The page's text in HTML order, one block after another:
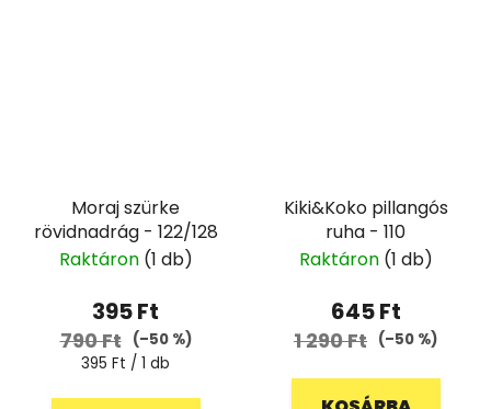
Moraj szürke
rövidnadrág - 122/128
Raktáron (1 db)
395 Ft
790 Ft
(–50 %)
Egységár:
395 Ft / 1 db
Kiki&Koko pillangós
ruha - 110
Raktáron (1 db)
645 Ft
1 290 Ft (–50 %)